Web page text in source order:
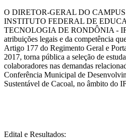
O DIRETOR-GERAL DO
INSTITUTO FEDERAL DE
TECNOLOGIA DE RONDÔNIA -
atribuições legais e da competência
Artigo 177 do Regimento Geral e
2017, torna pública a seleção de
colaboradores nas demandas
Conferência Municipal de
Sustentável de Cacoal, no âmbito do
Edital e Resultados: